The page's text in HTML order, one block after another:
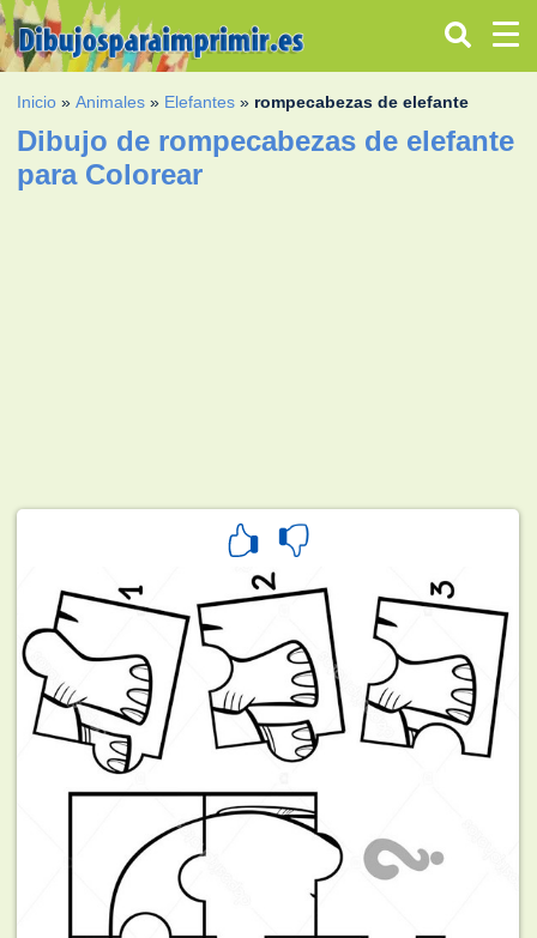
Inicio »Animales » Elefantes » rompecabezas de elefante
Dibujo de rompecabezas de elefante
para Colorear